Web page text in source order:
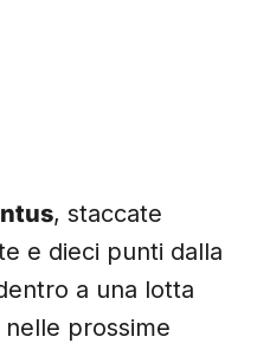
, staccate
e dieci punti dalla
a una lotta
prossime